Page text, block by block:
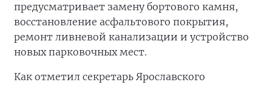
предусматривает замену бортового камня,
восстановление асфальтового покрытия,
ремонт ливневой канализации и устройство
новых парковочных мест.
Как отметил секретарь Ярославского